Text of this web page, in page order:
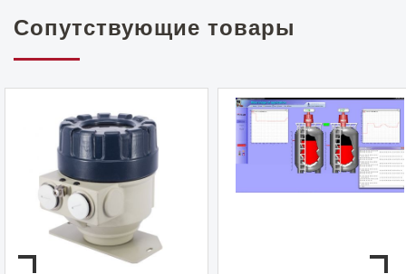
Сопутствующие товары